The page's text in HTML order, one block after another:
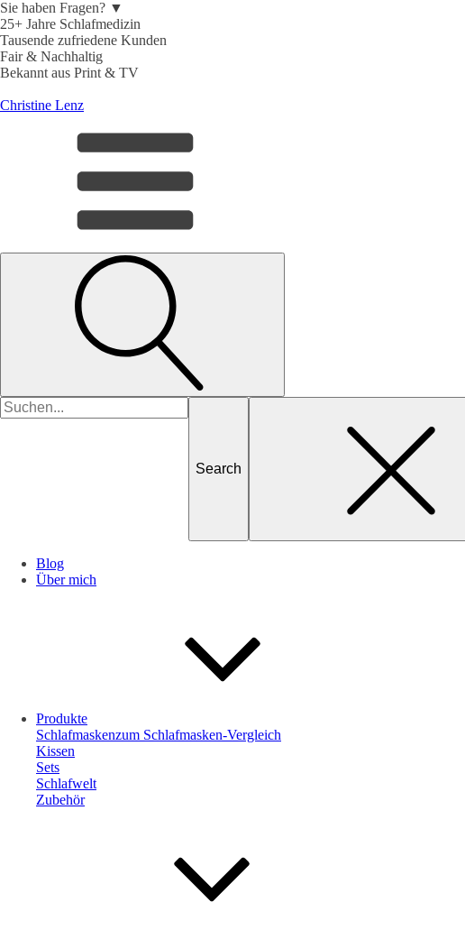
Sie haben Fragen? ▼
25+ Jahre Schlafmedizin
Tausende zufriedene Kunden
Fair & Nachhaltig
Bekannt aus Print & TV
Christine Lenz
Search
for
Blog
Über mich
Produkte
Schlafmasken
Kissen
Sets
Schlafwelt
Zubehör
zum Schlafmasken-Vergleich